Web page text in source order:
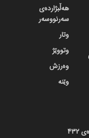
هەڵبژاردەی
سەرنووسەر
وتار
وتووێژ
وەرزش
وێنە